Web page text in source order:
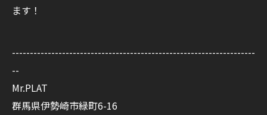
ます！
--------------------------------------------------------------------
--
Mr.PLAT
群馬県伊勢崎市緑町6-16